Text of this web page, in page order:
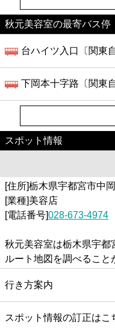
秋元美容室の最寄バス停
台ハイツ入口〔関東
下岡本十字路〔関東
スポット情報
[住所]栃木県宇都宮市中
[業種]美容店
[電話番号]028-673-4974
秋元美容室は栃木県宇都
ルート地図を調べること
行き方案内
スポット情報の訂正はこ